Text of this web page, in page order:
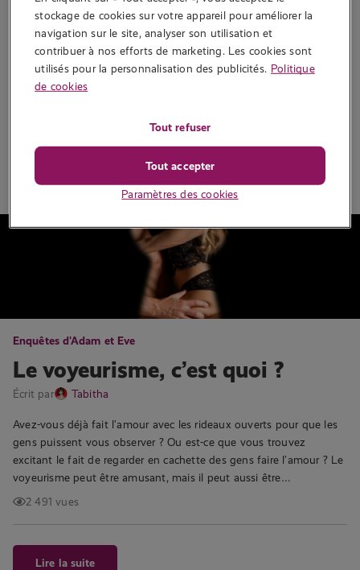
Alors que ses mains laissent des traces de sueur sur le verre froid,
Layla baisse les yeux. « Est-ce qu’ils nous voient, à ton avis ? »
Tom se tient derrière elle et l’embrasse dans le cou. « Hmm, je
l’espère bien. » Il commence déjà à fair…
Enquêtes d'Adam et Eve
Le voyeurisme, c’est quoi ?
Écrit par Tabitha
Avez-vous déjà fait l’amour avec les rideaux ouverts pour que les
gens puissent vous observer ? Ou est-ce que vous trouvez
excitant le fait de regarder en cachette des gens faire l’amour ? Le
voyeurisme peut être amusant, mais il peut aussi être…
2 491 vues
Lire la suite
stockage de cookies sur votre appareil pour améliorer la
navigation sur le site, analyser son utilisation et
contribuer à nos efforts de marketing. Les cookies sont
utilisés pour la personnalisation des publicités. Politique
de cookies
Paramètres des cookies
Tout refuser
Tout accepter